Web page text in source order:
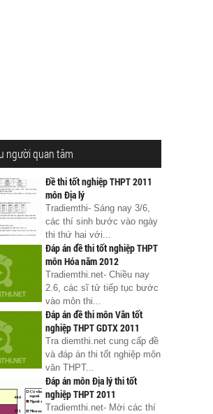
người quan tâm
Đề thi tốt nghiệp THPT 2011
môn Địa lý
Tradiemthi- Sáng nay 3/6,
các thí sinh bước vào ngày
thi thứ hai với...
Đáp án đề thi tốt nghiệp THPT
môn Hóa năm 2012
Tradiemthi.net- Chiều nay
2.6, các sĩ tử tiếp tục bước
vào môn thi...
Đáp án đề thi môn Văn tốt
nghiệp THPT GDTX 2011
Tra diemthi.net cung cấp đề
và đáp án thi tốt nghiệp môn
văn THPT...
Đáp án môn Địa lý thi tốt
nghiệp THPT 2011
Tradiemthi.net- Mời các thí